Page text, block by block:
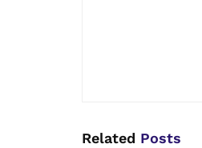
Related Posts